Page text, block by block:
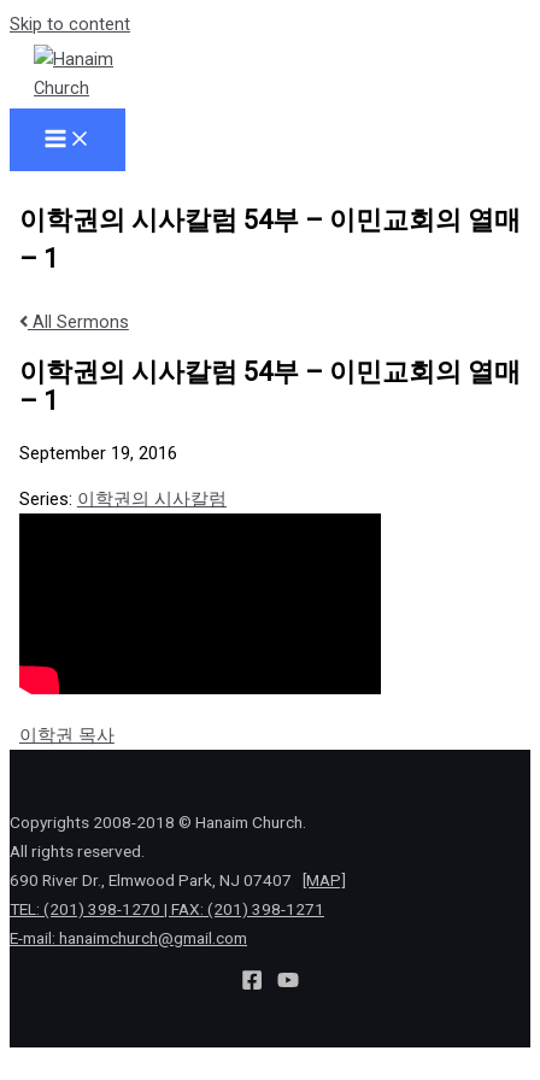
Skip to content
이학권의 시사칼럼 54부 – 이민교회의 열매
– 1
All Sermons
이학권의 시사칼럼 54부 – 이민교회의 열매
– 1
September 19, 2016
Series: 이학권의 시사칼럼
이학권 목사
Copyrights 2008-2018 © Hanaim Church.
All rights reserved.
690 River Dr., Elmwood Park, NJ 07407
[MAP]
TEL: (201) 398-1270 | FAX: (201) 398-1271
E-mail: hanaimchurch@gmail.com